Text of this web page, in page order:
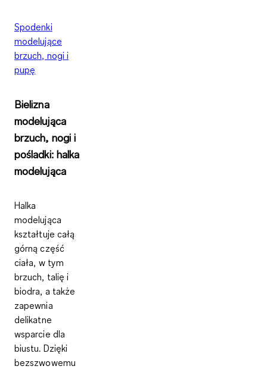
Spodenki
modelujące
brzuch, nogi i
pupę
Bielizna
modelująca
brzuch, nogi i
pośladki: halka
modelująca
Halka
modelująca
kształtuje całą
górną część
ciała, w tym
brzuch, talię i
biodra, a także
zapewnia
delikatne
wsparcie dla
biustu. Dzięki
bezszwowemu